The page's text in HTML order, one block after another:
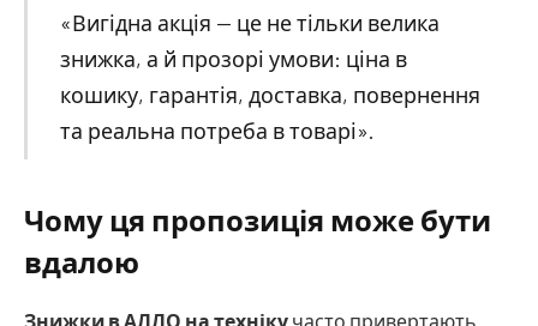
«Вигідна акція — це не тільки велика
знижка, а й прозорі умови: ціна в
кошику, гарантія, доставка, повернення
та реальна потреба в товарі».
Чому ця пропозиція може бути
вдалою
Знижки в АЛЛО на техніку часто привертають